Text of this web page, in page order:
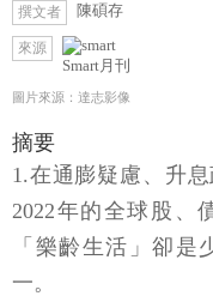
撰文者 陳碩存
來源
Smart月刊
圖片來源：達志影像
摘要
1.在通膨疑慮、升
2022年的全球股、
「樂齡生活」卻是
一。